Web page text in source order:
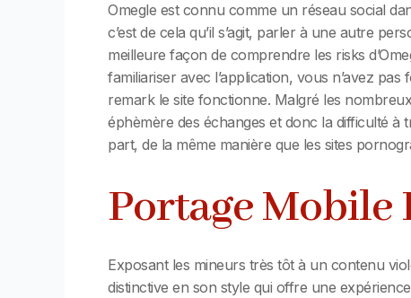
Omegle est connu comme un réseau social
c’est de cela qu’il s’agit, parler à une autre
meilleure façon de comprendre les risks
familiariser avec l’application, vous n’avez
remark le site fonctionne. Malgré les
éphèmère des échanges et donc la difficulté à
part, de la même manière que les sites
Portage Mobile
Exposant les mineurs très tôt à un contenu
distinctive en son style qui offre une